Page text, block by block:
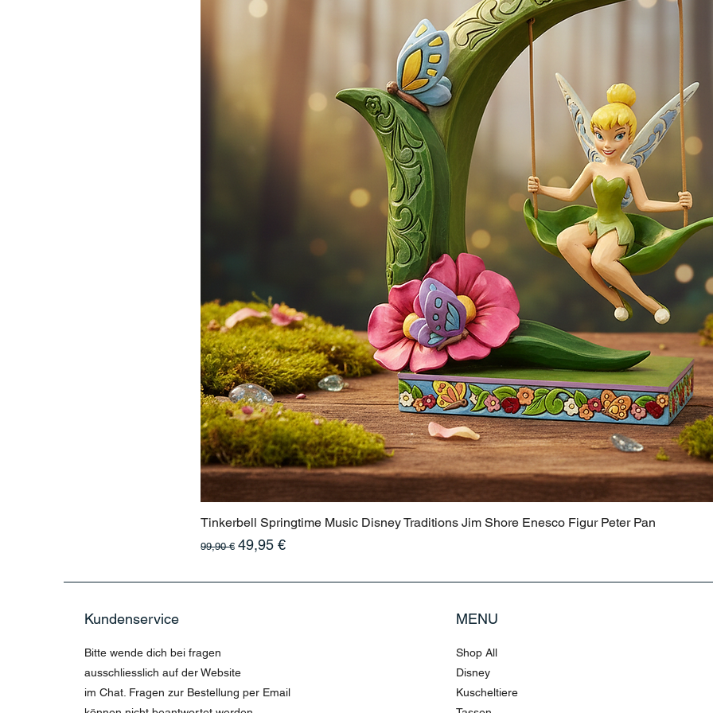
Tinkerbell Springtime Music Disney Traditions Jim Shore Enesco Figur Peter Pan
Standardpreis
99,90 € Sale-Preis
49,95 €
Kundenservice
Bitte wende dich bei fragen
ausschliesslich auf der Website
im Chat. Fragen zur Bestellung per Email
MENU
Shop All
Disney
Kuscheltiere